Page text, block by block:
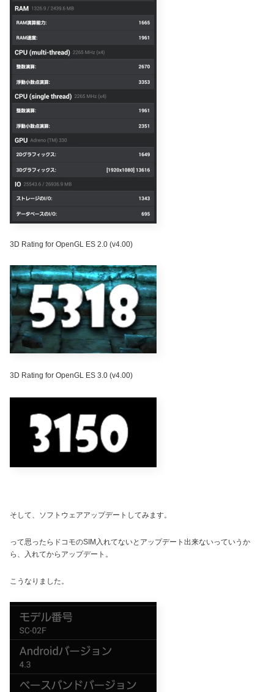
3D Rating for OpenGL ES 2.0 (v4.00)
3D Rating for OpenGL ES 3.0 (v4.00)
そして、ソフトウェアアップデートしてみます。
って思ったらドコモのSIM入れてないとアップデート出来ないっていうか
ら、入れてからアップデート。
こうなりました。